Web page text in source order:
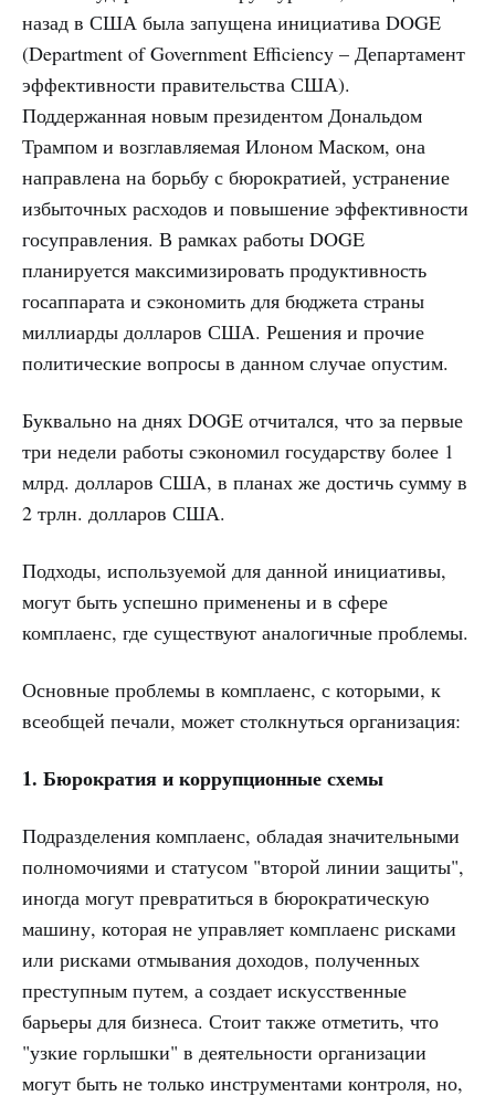
назад в США была запущена инициатива DOGE
(Department of Government Efficiency – Департамент
эффективности правительства США).
Поддержанная новым президентом Дональдом
Трампом и возглавляемая Илоном Маском, она
направлена на борьбу с бюрократией, устранение
избыточных расходов и повышение эффективности
госуправления. В рамках работы DOGE
планируется максимизировать продуктивность
госаппарата и сэкономить для бюджета страны
миллиарды долларов США. Решения и прочие
политические вопросы в данном случае опустим.
Буквально на днях DOGE отчитался, что за первые
три недели работы сэкономил государству более 1
млрд. долларов США, в планах же достичь сумму в
2 трлн. долларов США.
Подходы, используемой для данной инициативы,
могут быть успешно применены и в сфере
комплаенс, где существуют аналогичные проблемы.
Основные проблемы в комплаенс, с которыми, к
всеобщей печали, может столкнуться организация:
1. Бюрократия и коррупционные схемы
Подразделения комплаенс, обладая значительными
полномочиями и статусом "второй линии защиты",
иногда могут превратиться в бюрократическую
машину, которая не управляет комплаенс рисками
или рисками отмывания доходов, полученных
преступным путем, а создает искусственные
барьеры для бизнеса. Стоит также отметить, что
"узкие горлышки" в деятельности организации
могут быть не только инструментами контроля, но,